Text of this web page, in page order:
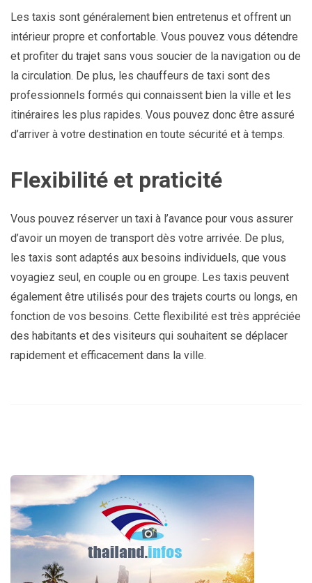
Les taxis sont généralement bien entretenus et offrent un
intérieur propre et confortable. Vous pouvez vous détendre
et profiter du trajet sans vous soucier de la navigation ou de
la circulation. De plus, les chauffeurs de taxi sont des
professionnels formés qui connaissent bien la ville et les
itinéraires les plus rapides. Vous pouvez donc être assuré
d’arriver à votre destination en toute sécurité et à temps.
Flexibilité et praticité
Vous pouvez réserver un taxi à l’avance pour vous assurer
d’avoir un moyen de transport dès votre arrivée. De plus,
les taxis sont adaptés aux besoins individuels, que vous
voyagiez seul, en couple ou en groupe. Les taxis peuvent
également être utilisés pour des trajets courts ou longs, en
fonction de vos besoins. Cette flexibilité est très appréciée
des habitants et des visiteurs qui souhaitent se déplacer
rapidement et efficacement dans la ville.